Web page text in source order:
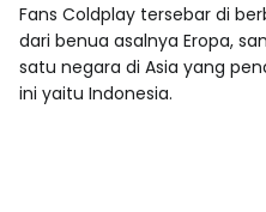
Fans Coldplay tersebar di
dari benua asalnya Eropa,
satu negara di Asia yang
ini yaitu Indonesia.